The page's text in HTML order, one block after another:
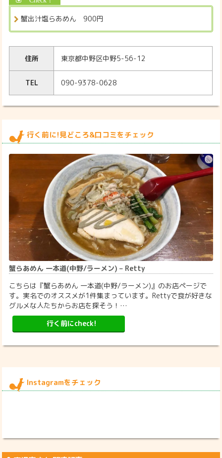
蟹出汁塩らあめん 900円
住所 東京都中野区中野5-56-12
TEL 090-9378-0628
行く前に!見どころ&口コミをチェック
蟹らあめん 一本道(中野/ラーメン) – Retty
こちらは『蟹らあめん 一本道(中野/ラーメン)』のお店ページで
す。実名でのオススメが1件集まっています。Rettyで食が好きな
グルメな人たちからお店を探そう！…
行く前にcheck!
Instagramをチェック